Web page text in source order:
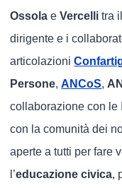
Ossola eVercelli tra
dirigente e i
articolazioni
Persone,ANCoS,
collaborazione con le
con la comunità dei
aperte a tutti per fare
l’educazione civica,